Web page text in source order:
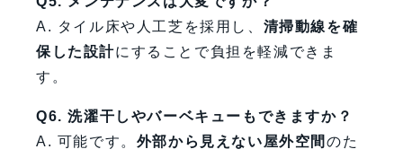
A. タイル床や人工芝を採用し、 清掃動線を確
保した設計にすることで負担を軽減できま
す。
Q6. 洗濯干しやバーベキューもできますか？
A. 可能です。 外部から見えない屋外空間のた